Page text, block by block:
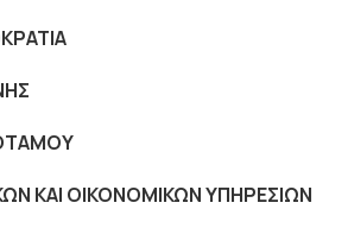
ΚΑΙ ΟΙΚΟΝΟΜΙΚΩΝ ΥΠΗΡΕΣΙΩΝ